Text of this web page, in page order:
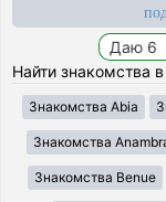
Найти знакомства
Знакомства Abia
Знакомства
Знакомства Benue